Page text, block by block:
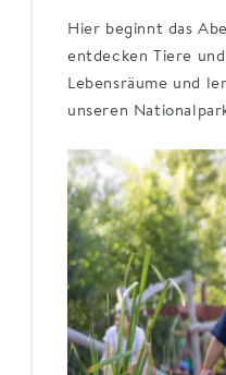
Hier beginnt das
entdecken Tiere
Lebensräume und
unseren